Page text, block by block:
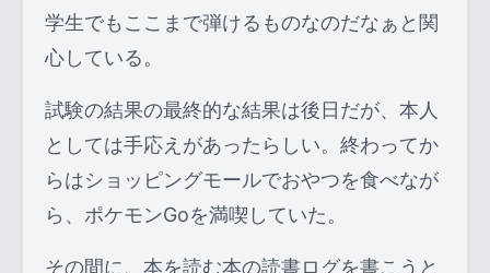
学生でもここまで弾けるものなのだなぁと関
心している。
試験の結果の最終的な結果は後日だが、本人
としては手応えがあったらしい。終わってか
らはショッピングモールでおやつを食べなが
ら、ポケモンGoを満喫していた。
その間に、本を読む本の読書ログを書こうと